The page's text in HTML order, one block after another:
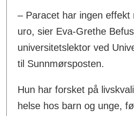
– Paracet har ingen effekt
uro, sier Eva-Grethe Befus
universitetslektor ved
til Sunnmørsposten.
Hun har forsket på
helse hos barn og unge,